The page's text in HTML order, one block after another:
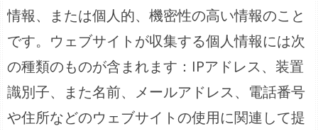
情報、または個人的、機密性の高い情報のこと
です。ウェブサイトが収集する個人情報には次
の種類のものが含まれます：IPアドレス、装置
識別子、また名前、メールアドレス、電話番号
や住所などのウェブサイトの使用に関連して提